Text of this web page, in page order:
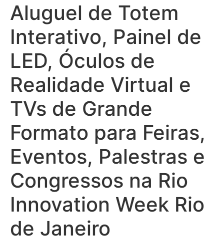
Aluguel de Totem
Interativo, Painel de
LED, Óculos de
Realidade Virtual e
TVs de Grande
Formato para Feiras,
Eventos, Palestras e
Congressos na Rio
Innovation Week Rio
de Janeiro